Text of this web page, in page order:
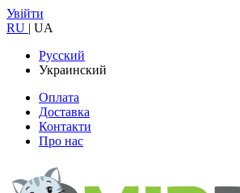
Увійти
RU | UA
Русский
Украинский
Оплата
Доставка
Контакти
Про нас